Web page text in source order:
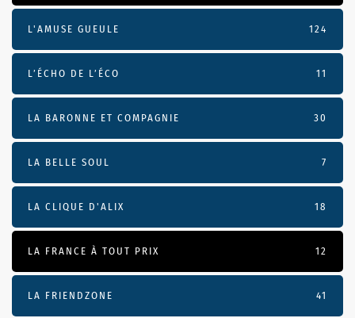
L'AMUSE GUEULE 124
L’ÉCHO DE L’ÉCO 11
LA BARONNE ET COMPAGNIE 30
LA BELLE SOUL 7
LA CLIQUE D'ALIX 18
LA FRANCE À TOUT PRIX 12
LA FRIENDZONE 41